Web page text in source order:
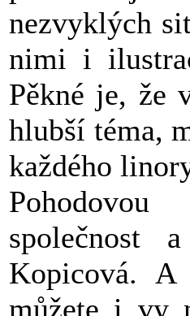
nezvyklých
nimi i
Pěkné je, že
hlubší téma,
každého
společnost
Kopicová. A
můžete i vy